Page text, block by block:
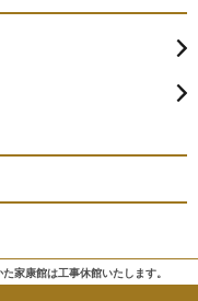
家康館は工事休館いたします。